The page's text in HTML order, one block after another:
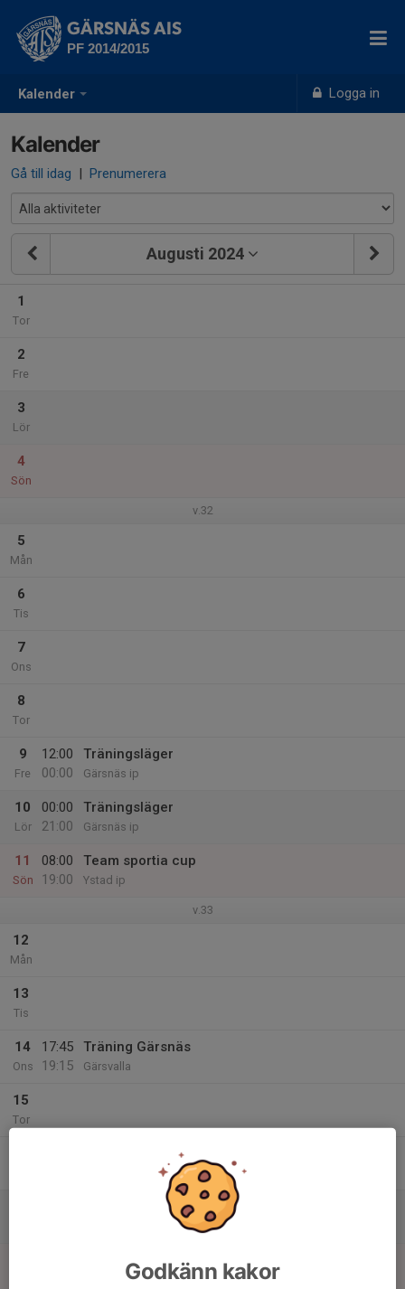
Kalender Logga in
GÄRSNÄS AIS
PF 2014/2015
Kalender
Gå till idag | Prenumerera
Augusti 2024
1
Tor
2
Fre
3
Lör
4
Sön
v.32
5
Mån
6
Tis
7
Ons
8
Tor
9
Fre
12:00
00:00
Träningsläger
Gärsnäs ip
10
Lör
00:00
21:00
Träningsläger
Gärsnäs ip
11
Sön
08:00
19:00
Team sportia cup
Ystad ip
v.33
12
Mån
13
Tis
14
Ons
17:45
19:15
Träning Gärsnäs
Gärsvalla
15
Tor
Match mot SoGK Charlo blå
P10 Sydöstra A2, höst
Godkänn kakor